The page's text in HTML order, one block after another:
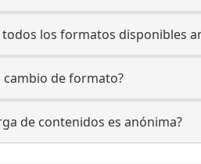
todos los formatos disponibles
cambio de formato?
de contenidos es anónima?